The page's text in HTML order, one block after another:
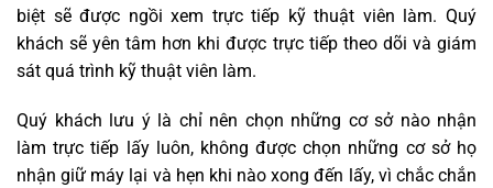
biệt sẽ được ngồi xem trực tiếp kỹ thuật viên làm. Quý
khách sẽ yên tâm hơn khi được trực tiếp theo dõi và giám
sát quá trình kỹ thuật viên làm.
Quý khách lưu ý là chỉ nên chọn những cơ sở nào nhận
làm trực tiếp lấy luôn, không được chọn những cơ sở họ
nhận giữ máy lại và hẹn khi nào xong đến lấy, vì chắc chắn